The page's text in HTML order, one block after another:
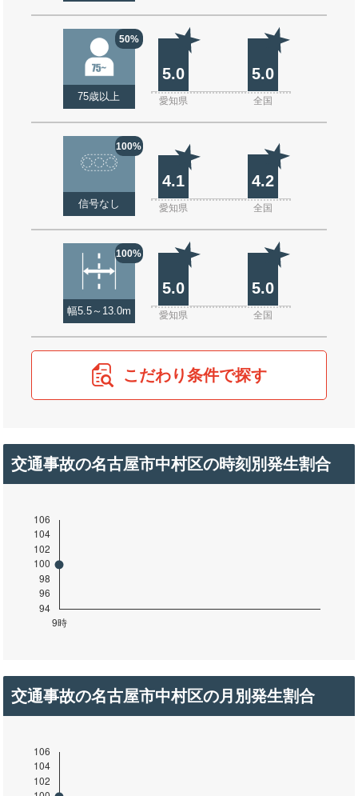
50%
75歳以上
5.0 5.0
愛知県 全国
100%
信号なし
4.1 4.2
愛知県 全国
100%
幅5.5～13.0m
5.0 5.0
愛知県 全国
こだわり条件で探す
交通事故の名古屋市中村区の時刻別発生割合
交通事故の名古屋市中村区の月別発生割合